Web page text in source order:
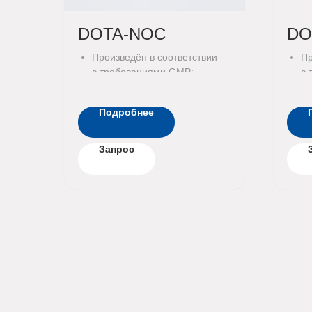
DOTA-NOC
Произведён в соответствии
с требованиями GMP;
эндотоксины
Подробнее
Запрос
с